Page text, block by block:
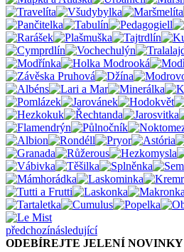
předchozínásledující
ODEBÍREJTE JELENÍ NOVINKY